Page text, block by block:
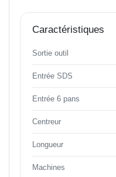
Caractéristiques
Sortie outil
Entrée SDS
Entrée 6 pans
Centreur
Longueur
Machines